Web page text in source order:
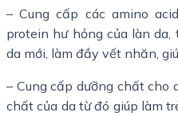
– Cung cấp các amino
protein hư hỏng của làn
da mới, làm đầy vết nhăn,
– Cung cấp dưỡng chất cho
chất của da từ đó giúp làm